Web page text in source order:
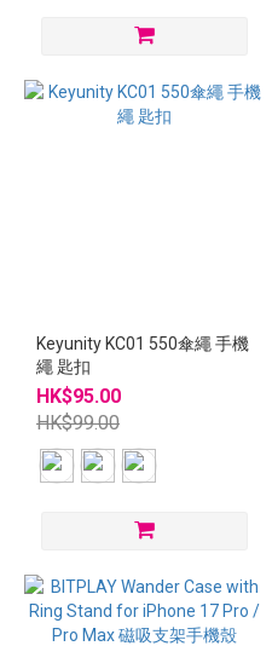
Keyunity KC01 550傘繩 手機
繩 匙扣
HK$95.00
HK$99.00